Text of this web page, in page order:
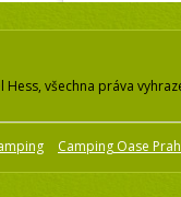
všechna práva
Camping Oase